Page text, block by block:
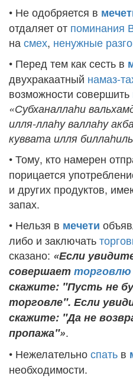
• Не одобряется в
отдаляет от поминания
на смех, ненужные
• Перед тем как сесть в
двухракаатный намаз-
возможности совершить
«Субханаллаhи
илля-ллаhу валлаhу
куввата илля билла
• Тому, кто намерен
порицается
и других продуктов,
запах.
• Нельзя в мечети
либо и заключать
сказано: «Если
совершаетторговлю
скажите: "Пусть не
торговле". Если
скажите: "Да не
пропажа"».
• Нежелательноспать в
необходимости.